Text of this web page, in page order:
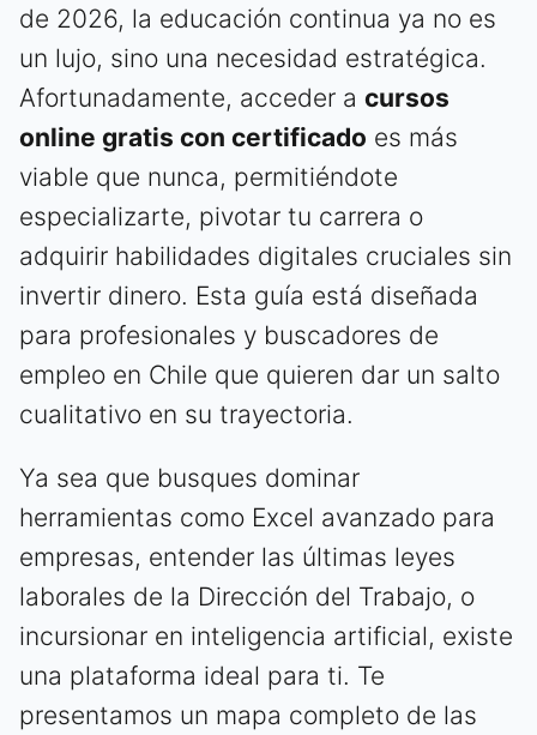
de 2026, la educación continua ya no es
un lujo, sino una necesidad estratégica.
Afortunadamente, acceder a cursos
online gratis con certificado es más
viable que nunca, permitiéndote
especializarte, pivotar tu carrera o
adquirir habilidades digitales cruciales sin
invertir dinero. Esta guía está diseñada
para profesionales y buscadores de
empleo en Chile que quieren dar un salto
cualitativo en su trayectoria.
Ya sea que busques dominar
herramientas como Excel avanzado para
empresas, entender las últimas leyes
laborales de la Dirección del Trabajo, o
incursionar en inteligencia artificial, existe
una plataforma ideal para ti. Te
presentamos un mapa completo de las